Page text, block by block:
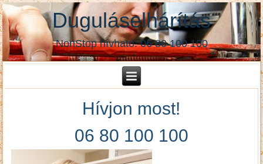
Duguláselhárítás
NonStop hívható: 06 80 100 100
Hívjon most!
06 80 100 100